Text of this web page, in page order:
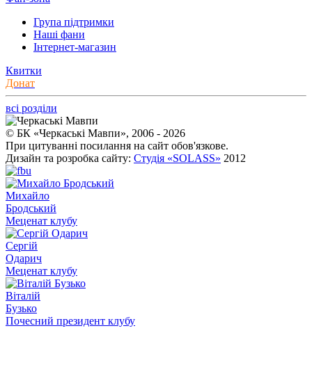
Група підтримки
Наші фани
Інтернет-магазин
Квитки
Донат
всі розділи
© БК «Черкаські Мавпи», 2006 - 2026
При цитуванні посилання на сайт обов'язкове.
Дизайн та розробка сайту: Студія «SOLASS» 2012
Михайло
Бродський
Меценат клубу
Сергій
Одарич
Меценат клубу
Віталій
Бузько
Почесний президент клубу